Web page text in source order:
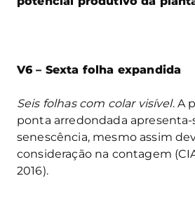
V6 – Sexta folha expandida
Seis folhas com colar visível. A
ponta arredondada apresenta-
senescência, mesmo assim
consideração na contagem
2016).